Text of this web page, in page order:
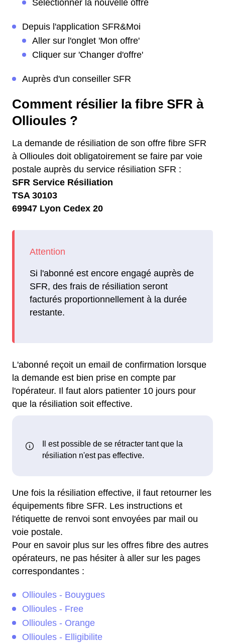
Sélectionner la nouvelle offre
Depuis l'application SFR&Moi
Aller sur l'onglet 'Mon offre'
Cliquer sur 'Changer d'offre'
Auprès d'un conseiller SFR
Comment résilier la fibre SFR à
Ollioules ?
La demande de résiliation de son offre fibre SFR
à Ollioules doit obligatoirement se faire par voie
postale auprès du service résiliation SFR :
SFR Service Résiliation
TSA 30103
69947 Lyon Cedex 20
Si l'abonné est encore engagé auprès de
SFR, des frais de résiliation seront
facturés proportionnellement à la durée
restante.
L'abonné reçoit un email de confirmation lorsque
la demande est bien prise en compte par
l'opérateur. Il faut alors patienter 10 jours pour
que la résiliation soit effective.
Une fois la résiliation effective, il faut retourner les
équipements fibre SFR. Les instructions et
l'étiquette de renvoi sont envoyées par mail ou
voie postale.
Pour en savoir plus sur les offres fibre des autres
opérateurs, ne pas hésiter à aller sur les pages
correspondantes :
Ollioules - Bouygues
Ollioules - Free
Ollioules - Orange
Ollioules - Elligibilite